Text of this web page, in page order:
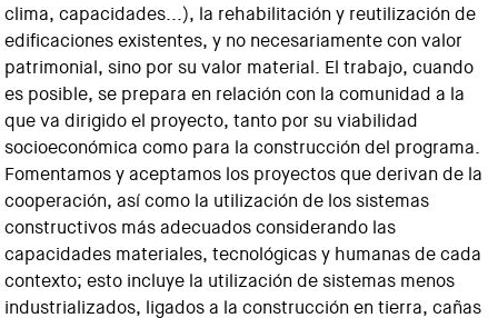
clima, capacidades...), la rehabilitación y reutilización de
edificaciones existentes, y no necesariamente con valor
patrimonial, sino por su valor material. El trabajo, cuando
es posible, se prepara en relación con la comunidad a la
que va dirigido el proyecto, tanto por su viabilidad
socioeconómica como para la construcción del programa.
Fomentamos y aceptamos los proyectos que derivan de la
cooperación, así como la utilización de los sistemas
constructivos más adecuados considerando las
capacidades materiales, tecnológicas y humanas de cada
contexto; esto incluye la utilización de sistemas menos
industrializados, ligados a la construcción en tierra, cañas